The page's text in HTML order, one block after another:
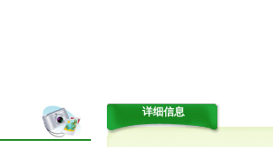
详细信息